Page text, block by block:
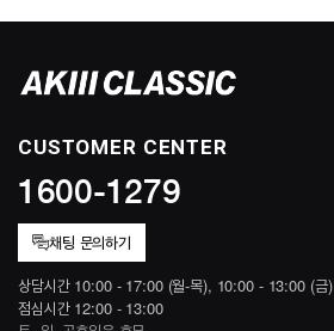
CUSTOMER CENTER
1600-1279
채팅 문의하기
상담시간 10:00 - 17:00 (월-목), 10:00 - 13:00 (금)
점심시간 12:00 - 13:00